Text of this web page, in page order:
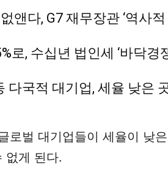
앤다, G7 재무장관 ‘역사적
로, 수십년 법인세 ‘바닥경
다국적 대기업, 세율 낮은
로벌 대기업들이 세율이 낮
없게 된다.